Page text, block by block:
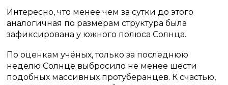
Интересно, что менее чем за сутки до этого
аналогичная по размерам структура была
зафиксирована у южного полюса Солнца.
По оценкам учёных, только за последнюю
неделю Солнце выбросило не менее шести
подобных массивных протуберанцев. К счастью,